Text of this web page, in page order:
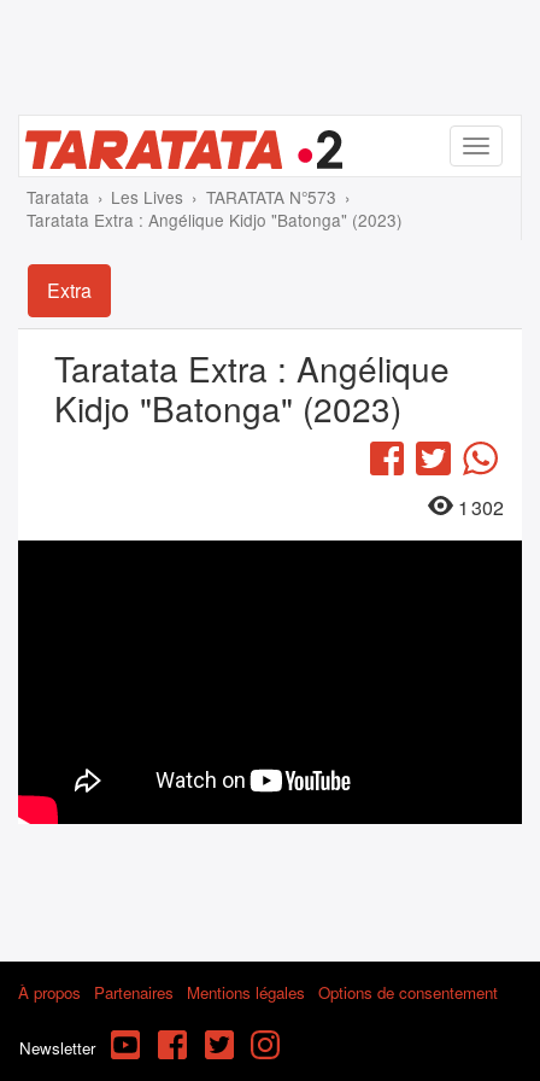
Menu
Taratata Les Lives
TARATATA N°573
Taratata Extra : Angélique Kidjo "Batonga" (2023)
Extra
Taratata Extra : Angélique
Kidjo "Batonga" (2023)
Facebook
Twitter
1 302
À propos Partenaires Mentions légales Options de consentement
Newsletter YouTube FacebookTwitterInstagram